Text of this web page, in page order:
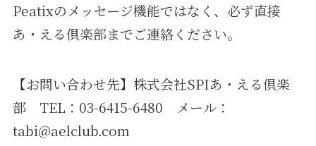
Peatixのメッセージ機能ではなく、必ず直接
あ・える倶楽部までご連絡ください。
【お問い合わせ先】株式会社SPIあ・える倶楽
部 TEL：03-6415-6480 メール：
tabi@aelclub.com